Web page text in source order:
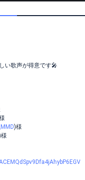
い歌声が得意です🎤
)様
様